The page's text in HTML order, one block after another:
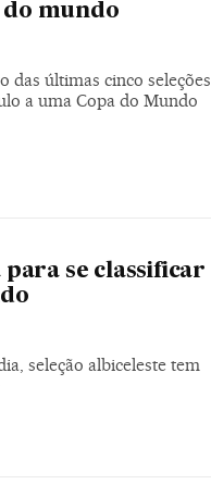
do mundo
das últimas cinco seleções
a uma Copa do Mundo
se classificar
seleção albiceleste tem